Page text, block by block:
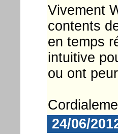
Vivement
contents
en temps
intuitive
ou ont
24/06/